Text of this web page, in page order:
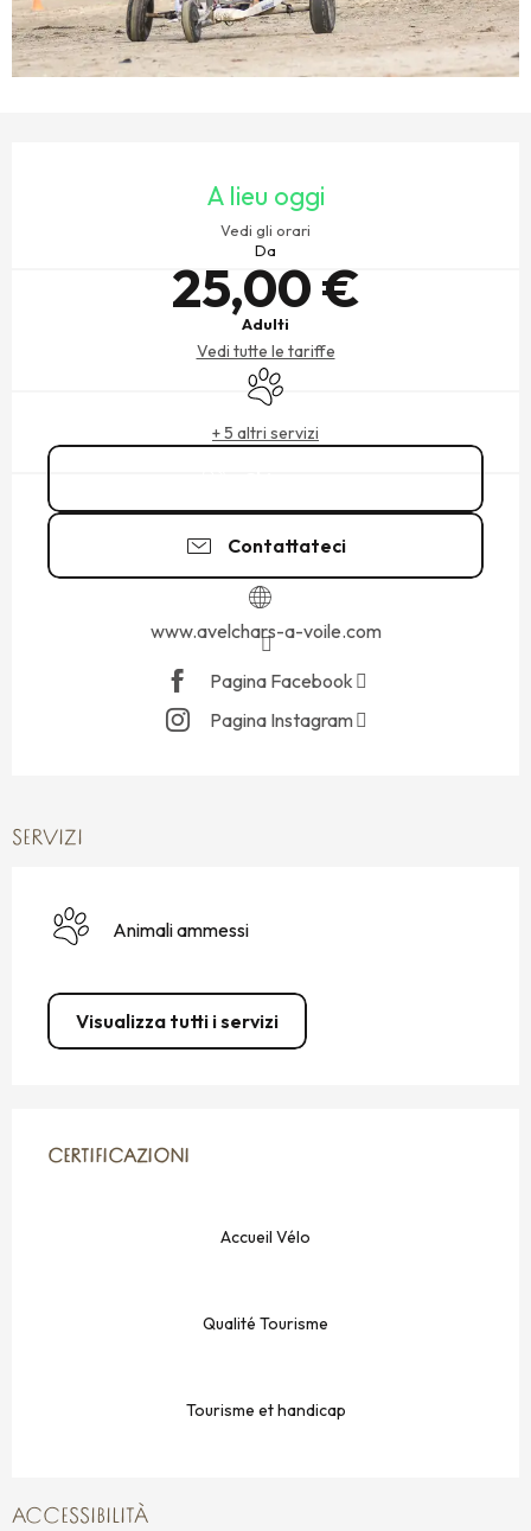
A lieu oggi
Vedi gli orari
Da
25,00 €
Adulti
Vedi tutte le tariffe
Animali ammessi
+ 5 altri servizi
Contattateci
www.avelchars-a-voile.com
Pagina Facebook
Pagina Instagram
SERVIZI
Animali ammessi
Visualizza tutti i servizi
CERTIFICAZIONI
CERTIFICAZIONI
Accueil Vélo
Qualité Tourisme
Tourisme et handicap
ACCESSIBILITÀ